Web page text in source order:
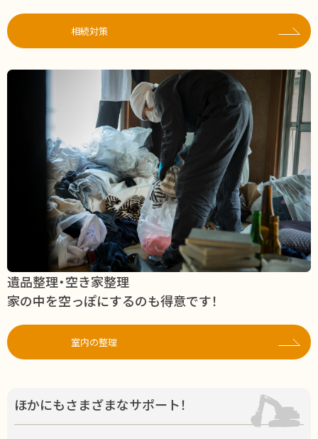
相続対策
遺品整理・空き家整理
家の中を空っぽにするのも得意です！
室内の整理
ほかにもさまざまなサポート！